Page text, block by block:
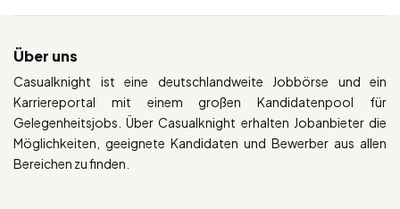
Über uns
Casualknight ist eine deutschlandweite Jobbörse und ein
Karriereportal mit einem großen Kandidatenpool für
Gelegenheitsjobs. Über Casualknight erhalten Jobanbieter die
Möglichkeiten, geeignete Kandidaten und Bewerber aus allen
Bereichen zu finden.